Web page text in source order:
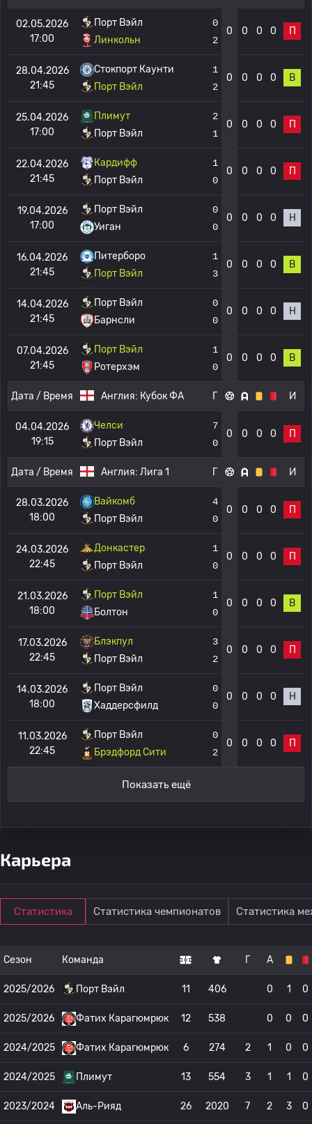
02.05.2026
17:00
Порт Вэйл
Линкольн
0
2
0 0 0 0 П
28.04.2026
21:45
Стокпорт Каунти
Порт Вэйл
1
2
0 0 0 0 В
25.04.2026
17:00
Плимут
Порт Вэйл
2
1
0 0 0 0 П
22.04.2026
21:45
Кардифф
Порт Вэйл
1
0
0 0 0 0 П
19.04.2026
17:00
Порт Вэйл
Уиган
0
0
0 0 0 0 Н
16.04.2026
21:45
Питерборо
Порт Вэйл
1
3
0 0 0 0 В
14.04.2026
21:45
Порт Вэйл
Барнсли
0
0
0 0 0 0 Н
07.04.2026
21:45
Порт Вэйл
Ротерхэм
1
0
0 0 0 0 В
Дата / Время Англия: Кубок ФА Г И
04.04.2026
19:15
Челси
Порт Вэйл
7
0
0 0 0 0 П
Дата / Время Англия: Лига 1 Г И
28.03.2026
18:00
Вайкомб
Порт Вэйл
4
0
0 0 0 0 П
24.03.2026
22:45
Донкастер
Порт Вэйл
1
0
0 0 0 0 П
21.03.2026
18:00
Порт Вэйл
Болтон
1
0
0 0 0 0 В
17.03.2026
22:45
Блэкпул
Порт Вэйл
3
2
0 0 0 0 П
14.03.2026
18:00
Порт Вэйл
Хаддерсфилд
0
0
0 0 0 0 Н
11.03.2026
22:45
Порт Вэйл
Брэдфорд Сити
0
2
0 0 0 0 П
Показать ещё
Карьера
Статистика Статистика чемпионатов Статистика
Сезон Команда Г А
2025/2026 Порт Вэйл 11 406 0 1 0
2025/2026 Фатих Карагюмрюк 12 538 0 0 0
2024/2025 Фатих Карагюмрюк 6 274 2 1 0 0
2024/2025 Плимут 13 554 3 1 1 0
2023/2024 Аль-Рияд 26 2020 7 2 3 0